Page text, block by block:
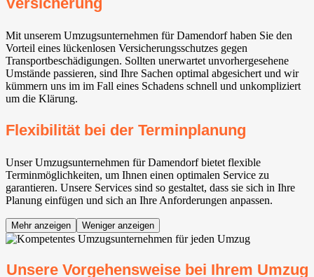
Mit unserem Umzugsunternehmen für Damendorf haben Sie den
Vorteil eines lückenlosen Versicherungsschutzes gegen
Transportbeschädigungen. Sollten unerwartet unvorhergesehene
Umstände passieren, sind Ihre Sachen optimal abgesichert und wir
kümmern uns im im Fall eines Schadens schnell und unkompliziert
um die Klärung.
Flexibilität bei der Terminplanung
Unser Umzugsunternehmen für Damendorf bietet flexible
Terminmöglichkeiten, um Ihnen einen optimalen Service zu
garantieren. Unsere Services sind so gestaltet, dass sie sich in Ihre
Planung einfügen und sich an Ihre Anforderungen anpassen.
Mehr anzeigen Weniger anzeigen
Unsere Vorgehensweise bei Ihrem Umzug